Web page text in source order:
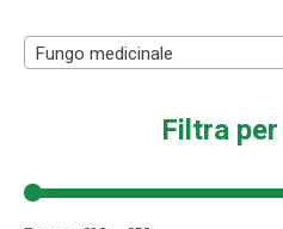
Fungo medicinale
Filtra